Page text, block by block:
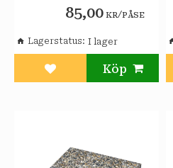
85,00 KR/PÅSE
Lägg till i favoriter
Lagerstatus